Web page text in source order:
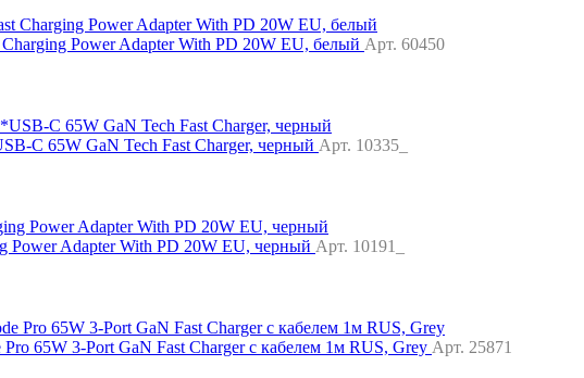
Power Adapter With PD 20W EU, белый Арт. 60450
C 65W GaN Tech Fast Charger, черный Арт. 10335_
Power Adapter With PD 20W EU, черный Арт. 10191_
65W 3-Port GaN Fast Charger с кабелем 1м RUS, Grey Арт. 25871